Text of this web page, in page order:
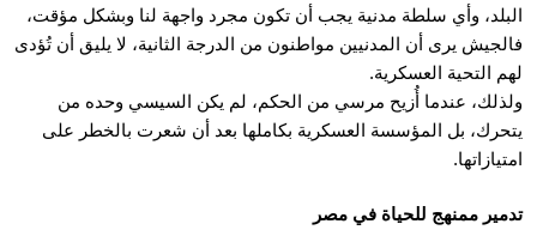
البلد، وأي سلطة مدنية يجب أن تكون مجرد واجهة لنا وبشكل مؤقت،
فالجيش يرى أن المدنيين مواطنون من الدرجة الثانية، لا يليق أن تُؤدى
لهم التحية العسكرية.
ولذلك، عندما أُزيح مرسي من الحكم، لم يكن السيسي وحده من
يتحرك، بل المؤسسة العسكرية بكاملها بعد أن شعرت بالخطر على
امتيازاتها.
تدمير ممنهج للحياة في مصر